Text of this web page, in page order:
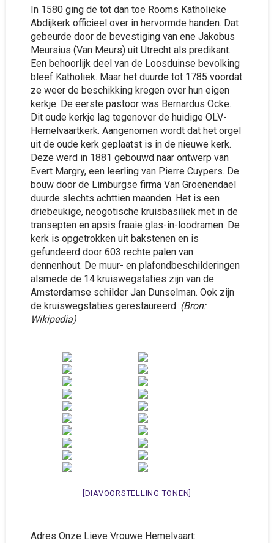
In 1580 ging de tot dan toe Rooms Katholieke
Abdijkerk officieel over in hervormde handen. Dat
gebeurde door de bevestiging van ene Jakobus
Meursius (Van Meurs) uit Utrecht als predikant.
Een behoorlijk deel van de Loosduinse bevolking
bleef Katholiek. Maar het duurde tot 1785 voordat
ze weer de beschikking kregen over hun eigen
kerkje. De eerste pastoor was Bernardus Ocke.
Dit oude kerkje lag tegenover de huidige OLV-
Hemelvaartkerk. Aangenomen wordt dat het orgel
uit de oude kerk geplaatst is in de nieuwe kerk.
Deze werd in 1881 gebouwd naar ontwerp van
Evert Margry, een leerling van Pierre Cuypers. De
bouw door de Limburgse firma Van Groenendael
duurde slechts achttien maanden. Het is een
driebeukige, neogotische kruisbasiliek met in de
transepten en apsis fraaie glas-in-loodramen. De
kerk is opgetrokken uit bakstenen en is
gefundeerd door 603 rechte palen van
dennenhout. De muur- en plafondbeschilderingen
alsmede de 14 kruiswegstaties zijn van de
Amsterdamse schilder Jan Dunselman. Ook zijn
de kruiswegstaties gerestaureerd. (Bron:
Wikipedia)
[DIAVOORSTELLING TONEN]
Adres Onze Lieve Vrouwe Hemelvaart: